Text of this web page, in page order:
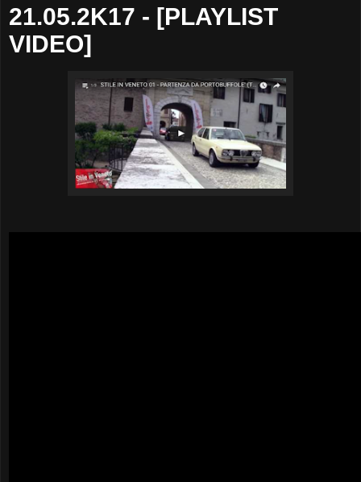
21.05.2K17 - [PLAYLIST
VIDEO]